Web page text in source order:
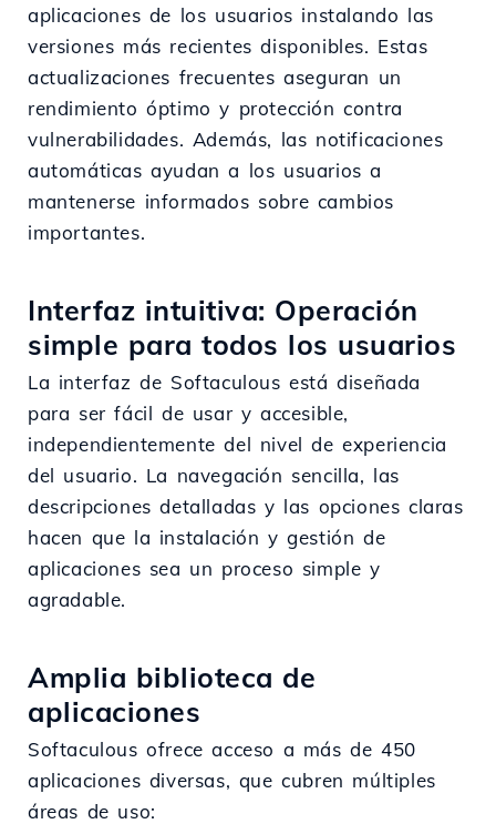
aplicaciones de los usuarios instalando las
versiones más recientes disponibles. Estas
actualizaciones frecuentes aseguran un
rendimiento óptimo y protección contra
vulnerabilidades. Además, las notificaciones
automáticas ayudan a los usuarios a
mantenerse informados sobre cambios
importantes.
Interfaz intuitiva: Operación
simple para todos los usuarios
La interfaz de Softaculous está diseñada
para ser fácil de usar y accesible,
independientemente del nivel de experiencia
del usuario. La navegación sencilla, las
descripciones detalladas y las opciones claras
hacen que la instalación y gestión de
aplicaciones sea un proceso simple y
agradable.
Amplia biblioteca de
aplicaciones
Softaculous ofrece acceso a más de 450
aplicaciones diversas, que cubren múltiples
áreas de uso: